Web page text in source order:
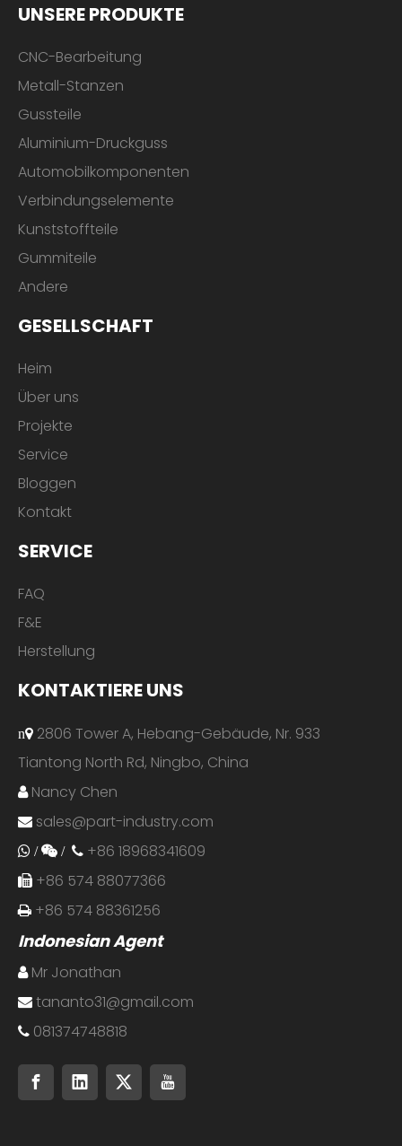
UNSERE PRODUKTE
CNC-Bearbeitung
Metall-Stanzen
Gussteile
Aluminium-Druckguss
Automobilkomponenten
Verbindungselemente
Kunststoffteile
Gummiteile
Andere
GESELLSCHAFT
Heim
Über uns
Projekte
Service
Bloggen
Kontakt
SERVICE
FAQ
F&E
Herstellung
KONTAKTIERE UNS
n 2806 Tower A, Hebang-Gebäude, Nr. 933
Tiantong North Rd, Ningbo, China
 Nancy Chen
 sales@part-industry.com
 / /  +86 18968341609
 +86 574 88077366
 +86 574 88361256
Indonesian Agent
 Mr Jonathan
 tananto31@gmail.com
 081374748818